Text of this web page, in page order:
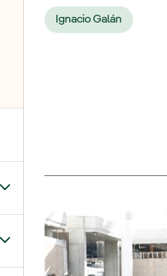
Alternar el submenú para
Alternar el submenú para
Ignacio Galán